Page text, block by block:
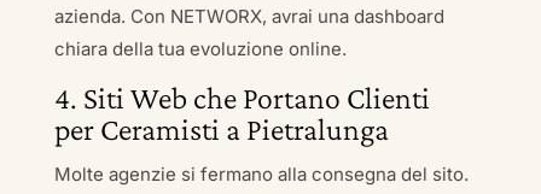
azienda. Con NETWORX, avrai una dashboard
chiara della tua evoluzione online.
4. Siti Web che Portano Clienti
per Ceramisti a Pietralunga
Molte agenzie si fermano alla consegna del sito.